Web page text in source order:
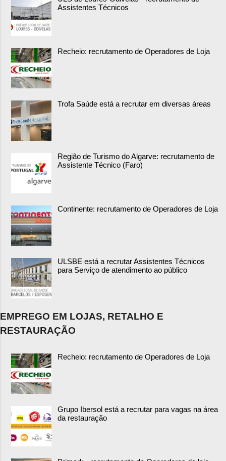
Assistentes Técnicos
Recheio: recrutamento de Operadores de Loja
Trofa Saúde está a recrutar em diversas áreas
Região de Turismo do Algarve: recrutamento de
Assistente Técnico (Faro)
Continente: recrutamento de Operadores de Loja
ULSBE está a recrutar Assistentes Técnicos
para Serviço de atendimento ao público
EMPREGO EM LOJAS, RETALHO E
RESTAURAÇÃO
Recheio: recrutamento de Operadores de Loja
Grupo Ibersol está a recrutar para vagas na área
da restauração